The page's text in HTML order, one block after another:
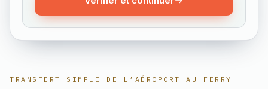
TRANSFERT SIMPLE DE L’AÉROPORT AU FERRY